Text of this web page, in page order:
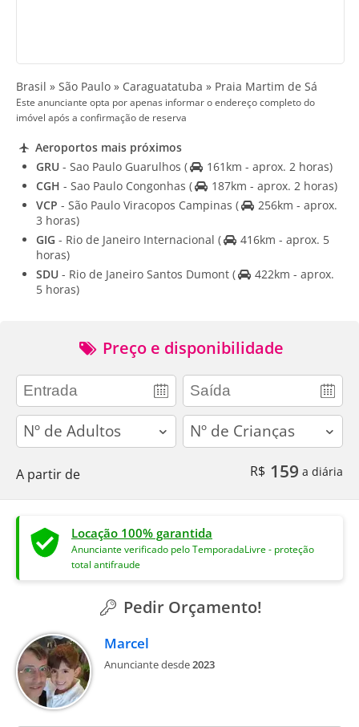
Brasil » São Paulo » Caraguatatuba » Praia Martim de Sá
Este anunciante opta por apenas informar o endereço completo do
imóvel após a confirmação de reserva
Aeroportos mais próximos
GRU - Sao Paulo Guarulhos (
161km - aprox. 2 horas)
CGH - Sao Paulo Congonhas (
187km - aprox. 2 horas)
VCP - São Paulo Viracopos Campinas (
256km - aprox.
3 horas)
GIG - Rio de Janeiro Internacional (
416km - aprox. 5
horas)
SDU - Rio de Janeiro Santos Dumont (
422km - aprox.
5 horas)
Preço e disponibilidade
adults children
A partir de R$ 159 a diária
Locação 100% garantida
Anunciante verificado pelo TemporadaLivre - proteção
total antifraude
Pedir Orçamento!
Marcel
Anunciante desde2023